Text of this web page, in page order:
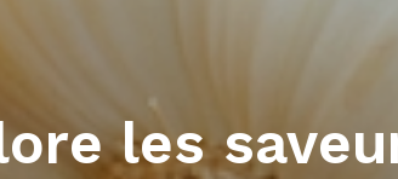
les